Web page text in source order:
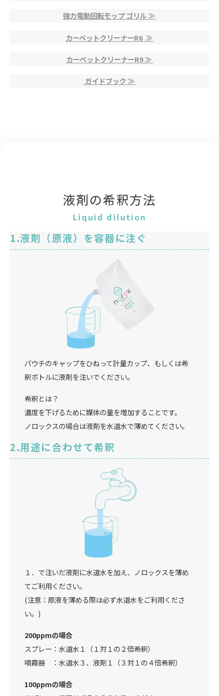
強力電動回転モップ ゴリル ≫
カーペットクリーナーR6 ≫
カーペットクリーナーR9 ≫
ガイドブック ≫
液剤の希釈方法
Liquid dilution
液剤（原液）を容器に注ぐ
パウチのキャップをひねって計量カップ、もしくは希
釈ボトルに液剤を注いでください。
希釈とは？
濃度を下げるために媒体の量を増加することです。
ノロックスの場合は液剤を水道水で薄めてください。
用途に合わせて希釈
１．で注いだ液剤に水道水を加え、ノロックスを薄め
てご利用ください。
(注意：原液を薄める際は必ず水道水をご利用くださ
い。)
200ppmの場合
スプレー：水道水１（１対１の２倍希釈）
噴霧器 ：水道水３、液剤１（３対１の４倍希釈）
100ppmの場合